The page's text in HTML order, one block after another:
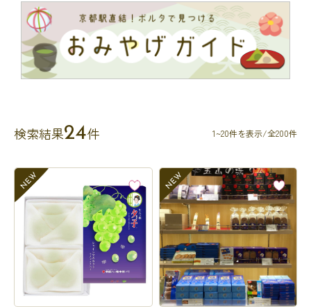
検索結果24件 1~20件を表示/全200件